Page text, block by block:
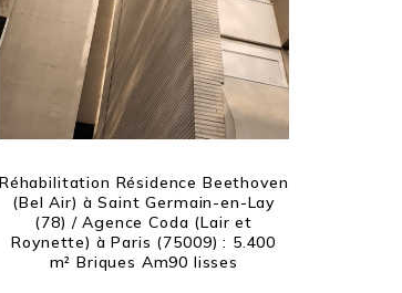
Réhabilitation Résidence Beethoven
(Bel Air) à Saint Germain-en-Lay
(78) / Agence Coda (Lair et
Roynette) à Paris (75009) : 5.400
m² Briques Am90 lisses